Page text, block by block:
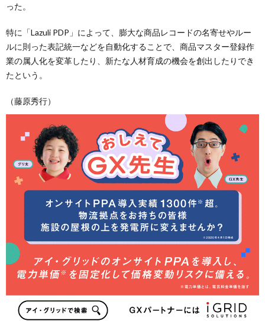
った。
特に「Lazuli PDP」によって、膨大な商品レコードの名寄せやルー
ルに則った表記統一などを自動化することで、商品マスター登録作
業の属人化を変革したり、新たな人材育成の機会を創出したりでき
たという。
（藤原秀行）